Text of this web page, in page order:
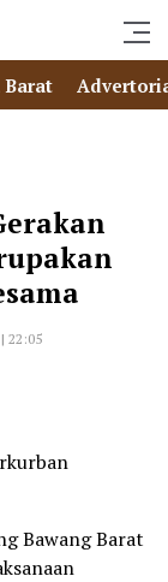
Barat
22:05
Bawang Barat